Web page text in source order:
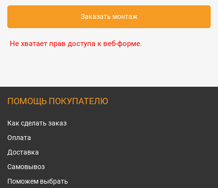
Заказать монтаж
Не хватает прав доступа к веб-форме.
ПОМОЩЬ ПОКУПАТЕЛЮ
Как сделать заказ
Оплата
Доставка
Самовывоз
Поможем выбрать